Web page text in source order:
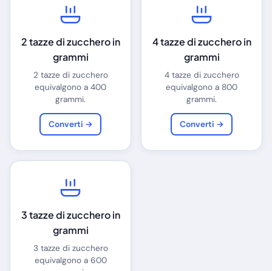
2 tazze di zucchero in
grammi
2 tazze di zucchero
equivalgono a 400
grammi.
Converti →
4 tazze di zucchero in
grammi
4 tazze di zucchero
equivalgono a 800
grammi.
Converti →
3 tazze di zucchero in
grammi
3 tazze di zucchero
equivalgono a 600